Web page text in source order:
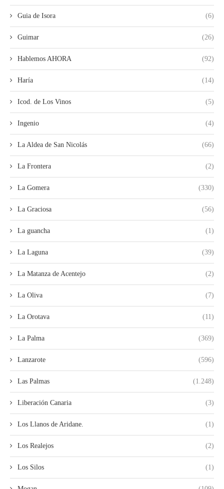
Guia de Isora (6)
Guimar (26)
Hablemos AHORA (92)
Haría (14)
Icod. de Los Vinos (5)
Ingenio (4)
La Aldea de San Nicolás (66)
La Frontera (2)
La Gomera (330)
La Graciosa (56)
La guancha (1)
La Laguna (39)
La Matanza de Acentejo (2)
La Oliva (7)
La Orotava (11)
La Palma (369)
Lanzarote (596)
Las Palmas (1.248)
Liberación Canaria (3)
Los Llanos de Aridane. (1)
Los Realejos (2)
Los Silos (1)